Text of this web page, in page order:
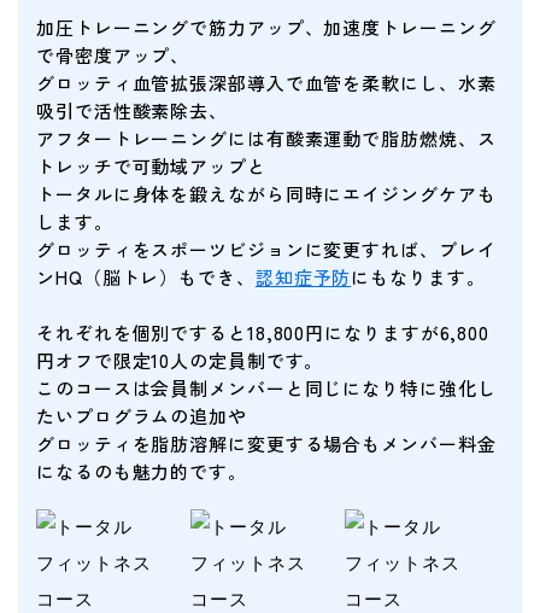
加圧トレーニングで筋力アップ、加速度トレーニング
で骨密度アップ、
グロッティ血管拡張深部導入で血管を柔軟にし、水素
吸引で活性酸素除去、
アフタートレーニングには有酸素運動で脂肪燃焼、ス
トレッチで可動域アップと
トータルに身体を鍛えながら同時にエイジングケアも
します。
グロッティをスポーツビジョンに変更すれば、ブレイ
ンHQ（脳トレ）もでき、 認知症予防にもなります。
それぞれを個別ですると18,800円になりますが6,800
円オフで限定10人の定員制です。
このコースは会員制メンバーと同じになり特に強化し
たいプログラムの追加や
グロッティを脂肪溶解に変更する場合もメンバー料金
になるのも魅力的です。